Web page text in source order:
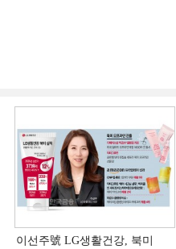
이선주號 LG생활건강, 북미